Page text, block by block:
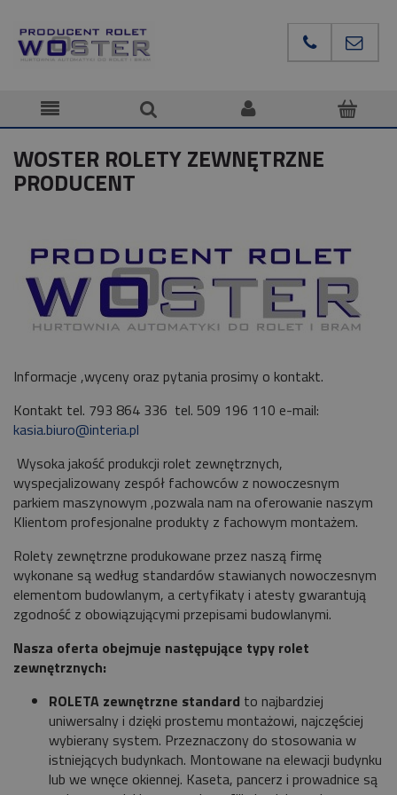
WOSTER ROLETY ZEWNĘTRZNE
PRODUCENT
Informacje ,wyceny oraz pytania prosimy o kontakt.
Kontakt tel. 793 864 336 tel. 509 196 110 e-mail:
kasia.biuro@interia.pl
Wysoka jakość produkcji rolet zewnętrznych,
wyspecjalizowany zespół fachowców z nowoczesnym
parkiem maszynowym ,pozwala nam na oferowanie naszym
Klientom profesjonalne produkty z fachowym montażem.
Rolety zewnętrzne produkowane przez naszą firmę
wykonane są według standardów stawianych nowoczesnym
elementom budowlanym, a certyfikaty i atesty gwarantują
zgodność z obowiązującymi przepisami budowlanymi.
Nasza oferta obejmuje następujące typy rolet
zewnętrznych:
ROLETA zewnętrzne standard to najbardziej
uniwersalny i dzięki prostemu montażowi, najczęściej
wybierany system. Przeznaczony do stosowania w
istniejących budynkach. Montowane na elewacji budynku
lub we wnęce okiennej. Kaseta, pancerz i prowadnice są